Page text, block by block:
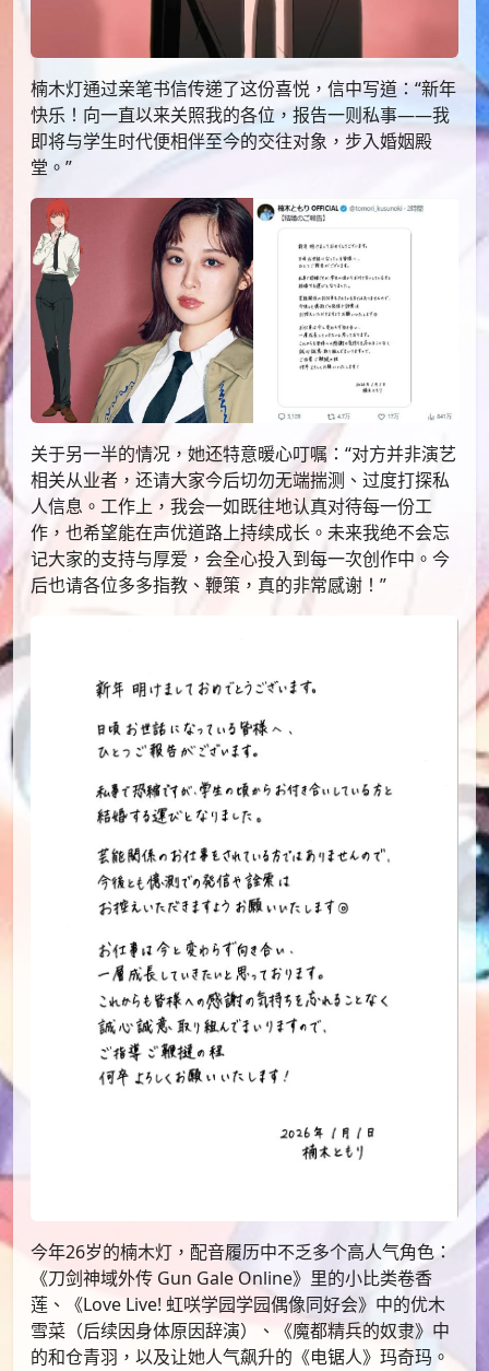
楠木灯通过亲笔书信传递了这份喜悦，信中写道：“新年
快乐！向一直以来关照我的各位，报告一则私事——我
即将与学生时代便相伴至今的交往对象，步入婚姻殿
堂。”
关于另一半的情况，她还特意暖心叮嘱：“对方并非演艺
相关从业者，还请大家今后切勿无端揣测、过度打探私
人信息。工作上，我会一如既往地认真对待每一份工
作，也希望能在声优道路上持续成长。未来我绝不会忘
记大家的支持与厚爱，会全心投入到每一次创作中。今
后也请各位多多指教、鞭策，真的非常感谢！”
今年26岁的楠木灯，配音履历中不乏多个高人气角色：
《刀剑神域外传 Gun Gale Online》里的小比类卷香
莲、《Love Live! 虹咲学园学园偶像同好会》中的优木
雪菜（后续因身体原因辞演）、《魔都精兵的奴隶》中
的和仓青羽，以及让她人气飙升的《电锯人》玛奇玛。